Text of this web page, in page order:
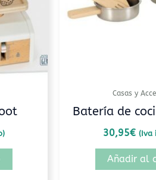
Casas y
Batería de
30,95€ (Iva
Añadir al